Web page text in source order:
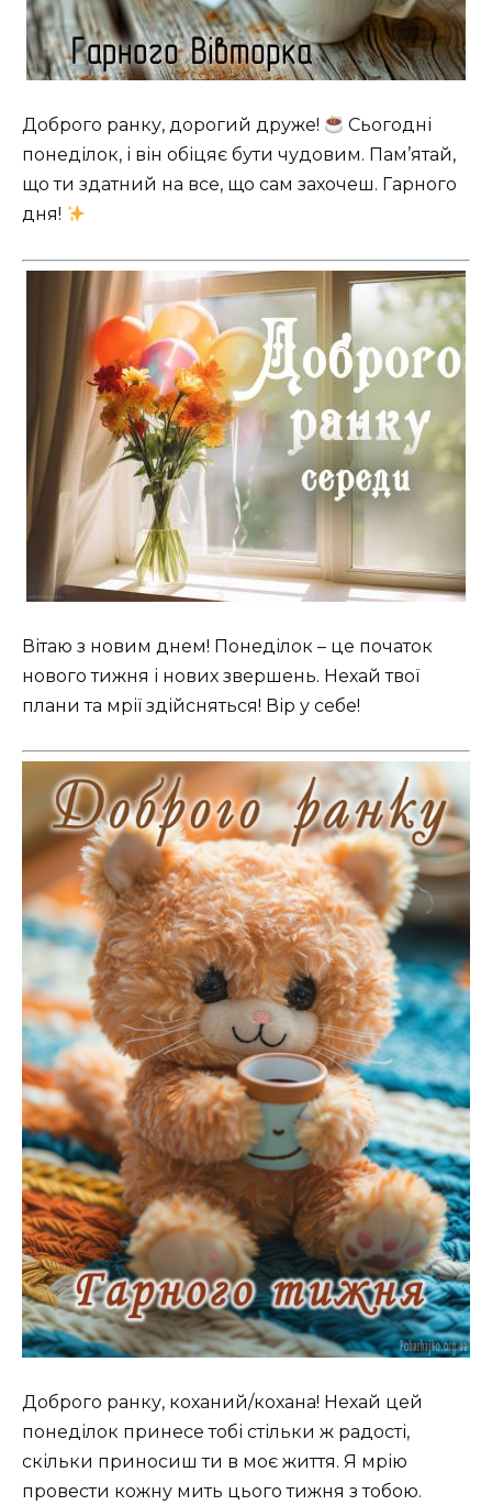
Доброго ранку, дорогий друже!
Сьогодні
понеділок, і він обіцяє бути чудовим. Пам’ятай,
що ти здатний на все, що сам захочеш. Гарного
дня!
Вітаю з новим днем! Понеділок – це початок
нового тижня і нових звершень. Нехай твої
плани та мрії здійсняться! Вір у себе!
Доброго ранку, коханий/кохана! Нехай цей
понеділок принесе тобі стільки ж радості,
скільки приносиш ти в моє життя. Я мрію
провести кожну мить цього тижня з тобою.